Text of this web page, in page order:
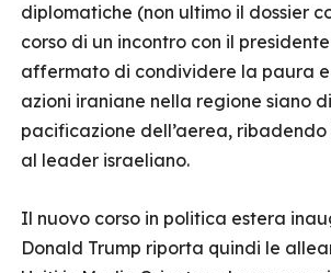
diplomatiche (non ultimo il dossier
corso di un incontro con il
affermato di condividere la paura e
azioni iraniane nella regione siano
pacificazione dell’aerea,
al leader israeliano.
Il nuovo corso in politica estera
Donald Trump riporta quindi le